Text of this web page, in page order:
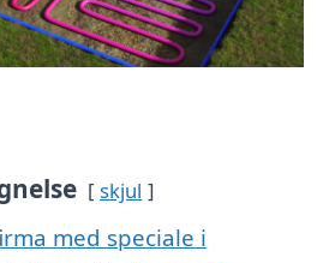
skjul
med speciale i